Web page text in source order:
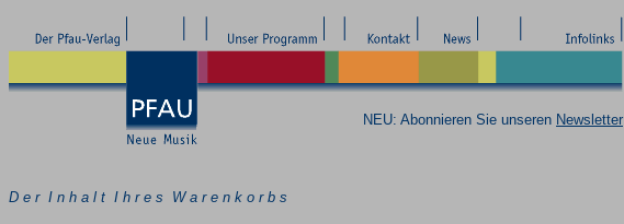
NEU: Abonnieren Sie unseren Newsletter
D e r I n h a l t I h r e s W a r e n k o r b s